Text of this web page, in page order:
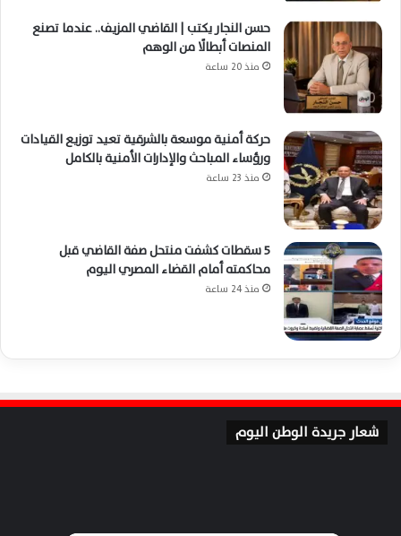
حسن النجار يكتب | القاضي المزيف.. عندما تصنع
المنصات أبطالًا من الوهم
منذ 20 ساعة
حركة أمنية موسعة بالشرقية تعيد توزيع القيادات
ورؤساء المباحث والإدارات الأمنية بالكامل
منذ 23 ساعة
5 سقطات كشفت منتحل صفة القاضي قبل
محاكمته أمام القضاء المصري اليوم
منذ 24 ساعة
شعار جريدة الوطن اليوم